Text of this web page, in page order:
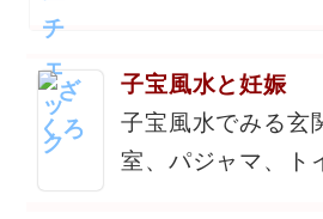
子宝風水と妊娠
子宝風水でみる玄
室、パジャマ、ト